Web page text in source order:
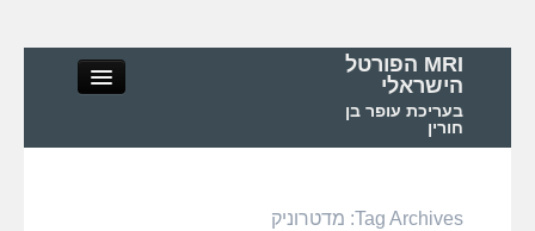
MRI הפורטל
הישראלי
בעריכת עופר בן
חורין
Tag Archives: מדטרוניק